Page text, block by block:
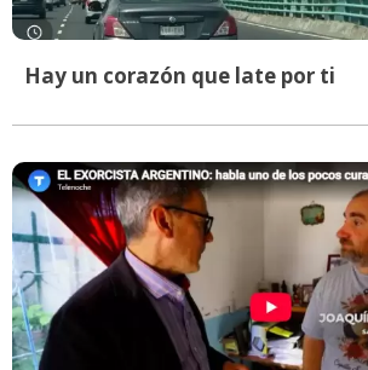
Hay un corazón que late por ti